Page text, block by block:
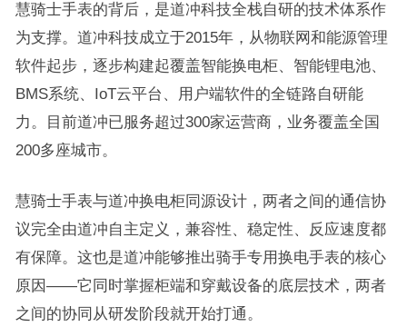
慧骑士手表的背后，是道冲科技全栈自研的技术体系作
为支撑。道冲科技成立于2015年，从物联网和能源管理
软件起步，逐步构建起覆盖智能换电柜、智能锂电池、
BMS系统、IoT云平台、用户端软件的全链路自研能
力。目前道冲已服务超过300家运营商，业务覆盖全国
200多座城市。
慧骑士手表与道冲换电柜同源设计，两者之间的通信协
议完全由道冲自主定义，兼容性、稳定性、反应速度都
有保障。这也是道冲能够推出骑手专用换电手表的核心
原因——它同时掌握柜端和穿戴设备的底层技术，两者
之间的协同从研发阶段就开始打通。